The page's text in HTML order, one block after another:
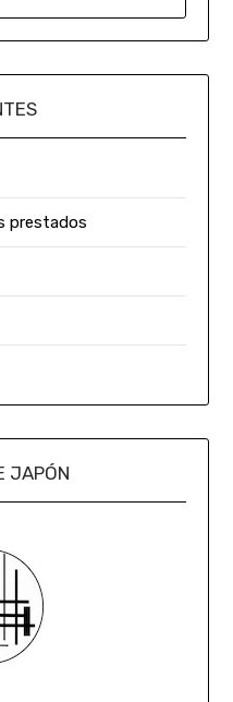
prestados
JAPÓN